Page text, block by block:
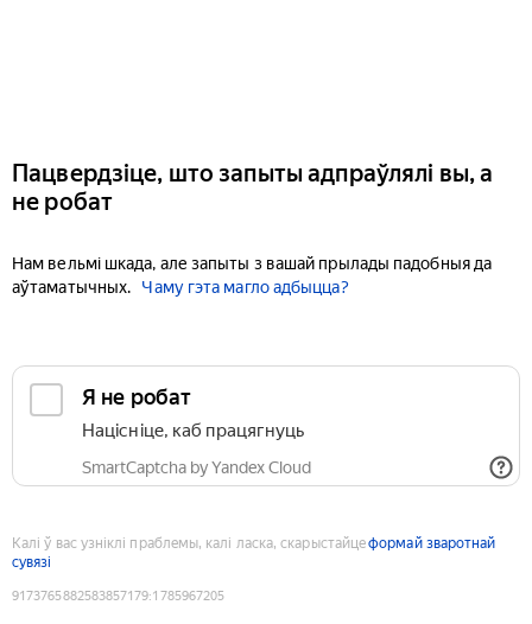
Пацвердзіце, што запыты адпраўлялі вы, а
не робат
Нам вельмі шкада, але запыты з вашай прылады падобныя да
аўтаматычных.
Чаму гэта магло адбыцца?
Я не робат
Націсніце, каб працягнуць
SmartCaptcha by Yandex Cloud
Калі ў вас узніклі праблемы, калі ласка, скарыстайцеформай зваротнай
сувязі
9173765882583857179:1785967205